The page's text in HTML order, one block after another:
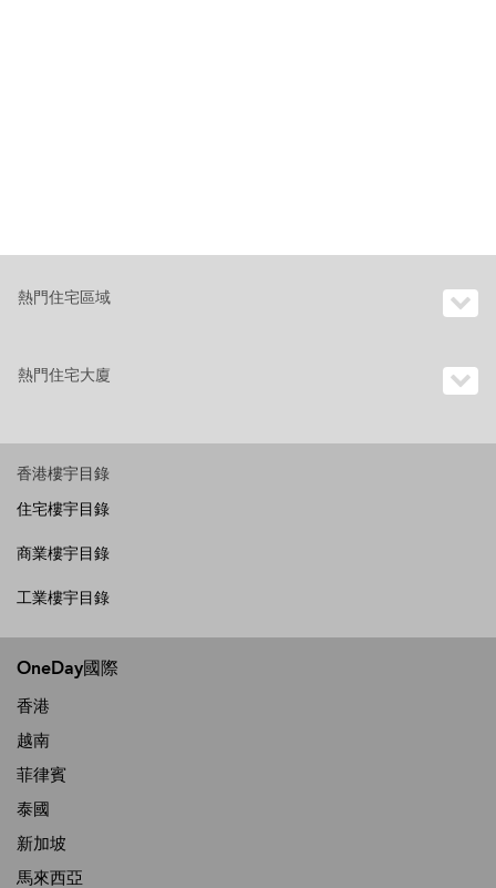
熱門住宅區域
熱門住宅大廈
香港樓宇目錄
住宅樓宇目錄
商業樓宇目錄
工業樓宇目錄
OneDay國際
香港
越南
菲律賓
泰國
新加坡
馬來西亞